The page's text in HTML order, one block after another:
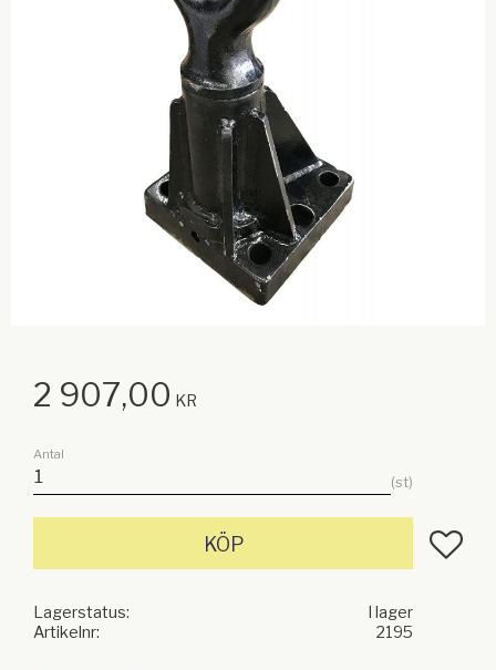
2 907,00 KR
Antal
st
KÖP Lägg
Lagerstatus
I lager
Artikelnr
2195